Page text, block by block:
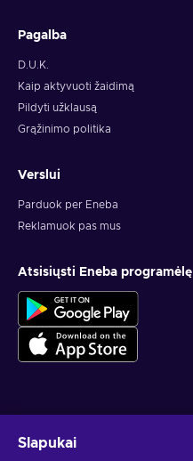
Pagalba
D.U.K.
Kaip aktyvuoti žaidimą
Pildyti užklausą
Grąžinimo politika
Verslui
Parduok per Eneba
Reklamuok pas mus
Atsisiųsti Eneba programėlę
Slapukai